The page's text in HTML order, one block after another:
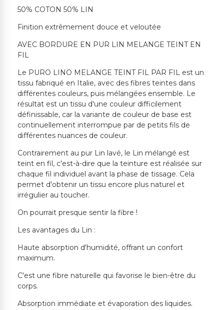
50% COTON 50% LIN
Finition extrêmement douce et veloutée
AVEC BORDURE EN PUR LIN MELANGE TEINT EN
FIL
Le PURO LINO MELANGE TEINT FIL PAR FIL est un
tissu fabriqué en Italie, avec des fibres teintes dans
différentes couleurs, puis mélangées ensemble. Le
résultat est un tissu d'une couleur difficilement
définissable, car la variante de couleur de base est
continuellement interrompue par de petits fils de
différentes nuances de couleur.
Contrairement au pur Lin lavé, le Lin mélangé est
teint en fil, c'est-à-dire que la teinture est réalisée sur
chaque fil individuel avant la phase de tissage. Cela
permet d'obtenir un tissu encore plus naturel et
irrégulier au toucher.
On pourrait presque sentir la fibre !
Les avantages du Lin :
Haute absorption d'humidité, offrant un confort
maximum.
C'est une fibre naturelle qui favorise le bien-être du
corps.
Absorption immédiate et évaporation des liquides.